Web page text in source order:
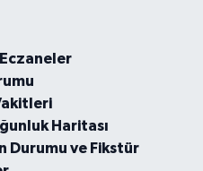
Haritası
Durumu ve Fikstür